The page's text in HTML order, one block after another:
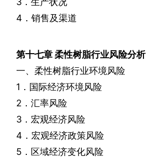
4 ．销售及渠道
第十七章柔性树脂行业风险分析
一、柔性树脂行业环境风险
1 ．国际经济环境风险
2 ．汇率风险
3 ．宏观经济风险
4 ．宏观经济政策风险
5 ．区域经济变化风险